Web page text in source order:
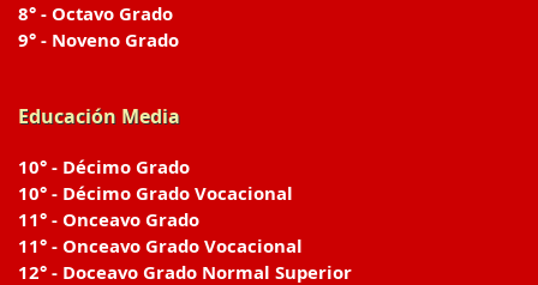
8° - Octavo Grado
9° - Noveno Grado
Educación Media
10° - Décimo Grado
10° - Décimo Grado Vocacional
11° - Onceavo Grado
11° - Onceavo Grado Vocacional
12° - Doceavo Grado Normal Superior